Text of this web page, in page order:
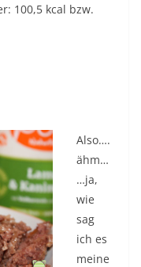
100,5 kcal bzw.
Also….
ähm…
…ja,
wie
sag
ich es
meine